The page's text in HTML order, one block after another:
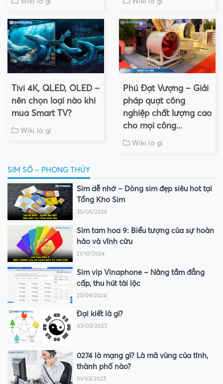
Tivi 4K, QLED, OLED –
nên chọn loại nào khi
mua Smart TV?
Wiki là gì
Phú Đạt Vượng – Giải
pháp quạt công
nghiệp chất lượng cao
cho mọi công...
Wiki là gì
SIM SỐ – PHONG THỦY
Sim dễ nhớ – Dòng sim đẹp siêu hot tại
Tổng Kho Sim
30/05/2025
Sim tam hoa 9: Biểu tượng của sự hoàn
hảo và vĩnh cửu
21/10/2024
Sim vip Vinaphone – Nâng tầm đẳng
cấp, thu hút tài lộc
23/09/2024
Đại kiết là gì?
03/03/2023
0274 là mạng gì? Là mã vùng của tỉnh,
thành phố nào?
01/03/2023